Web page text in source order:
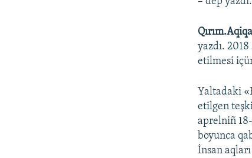
yazdı.
etilmesi
Yaltadaki
etilgen
aprelniñ
boyunca
İnsan